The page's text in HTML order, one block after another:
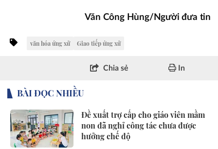
Văn Công Hùng/Người đưa tin
văn hóa ứng xử Giao tiếp ứng xử
Chia sẻ In
BÀI ĐỌC NHIỀU
Đề xuất trợ cấp cho giáo viên mầm
non đã nghỉ công tác chưa được
hưởng chế độ